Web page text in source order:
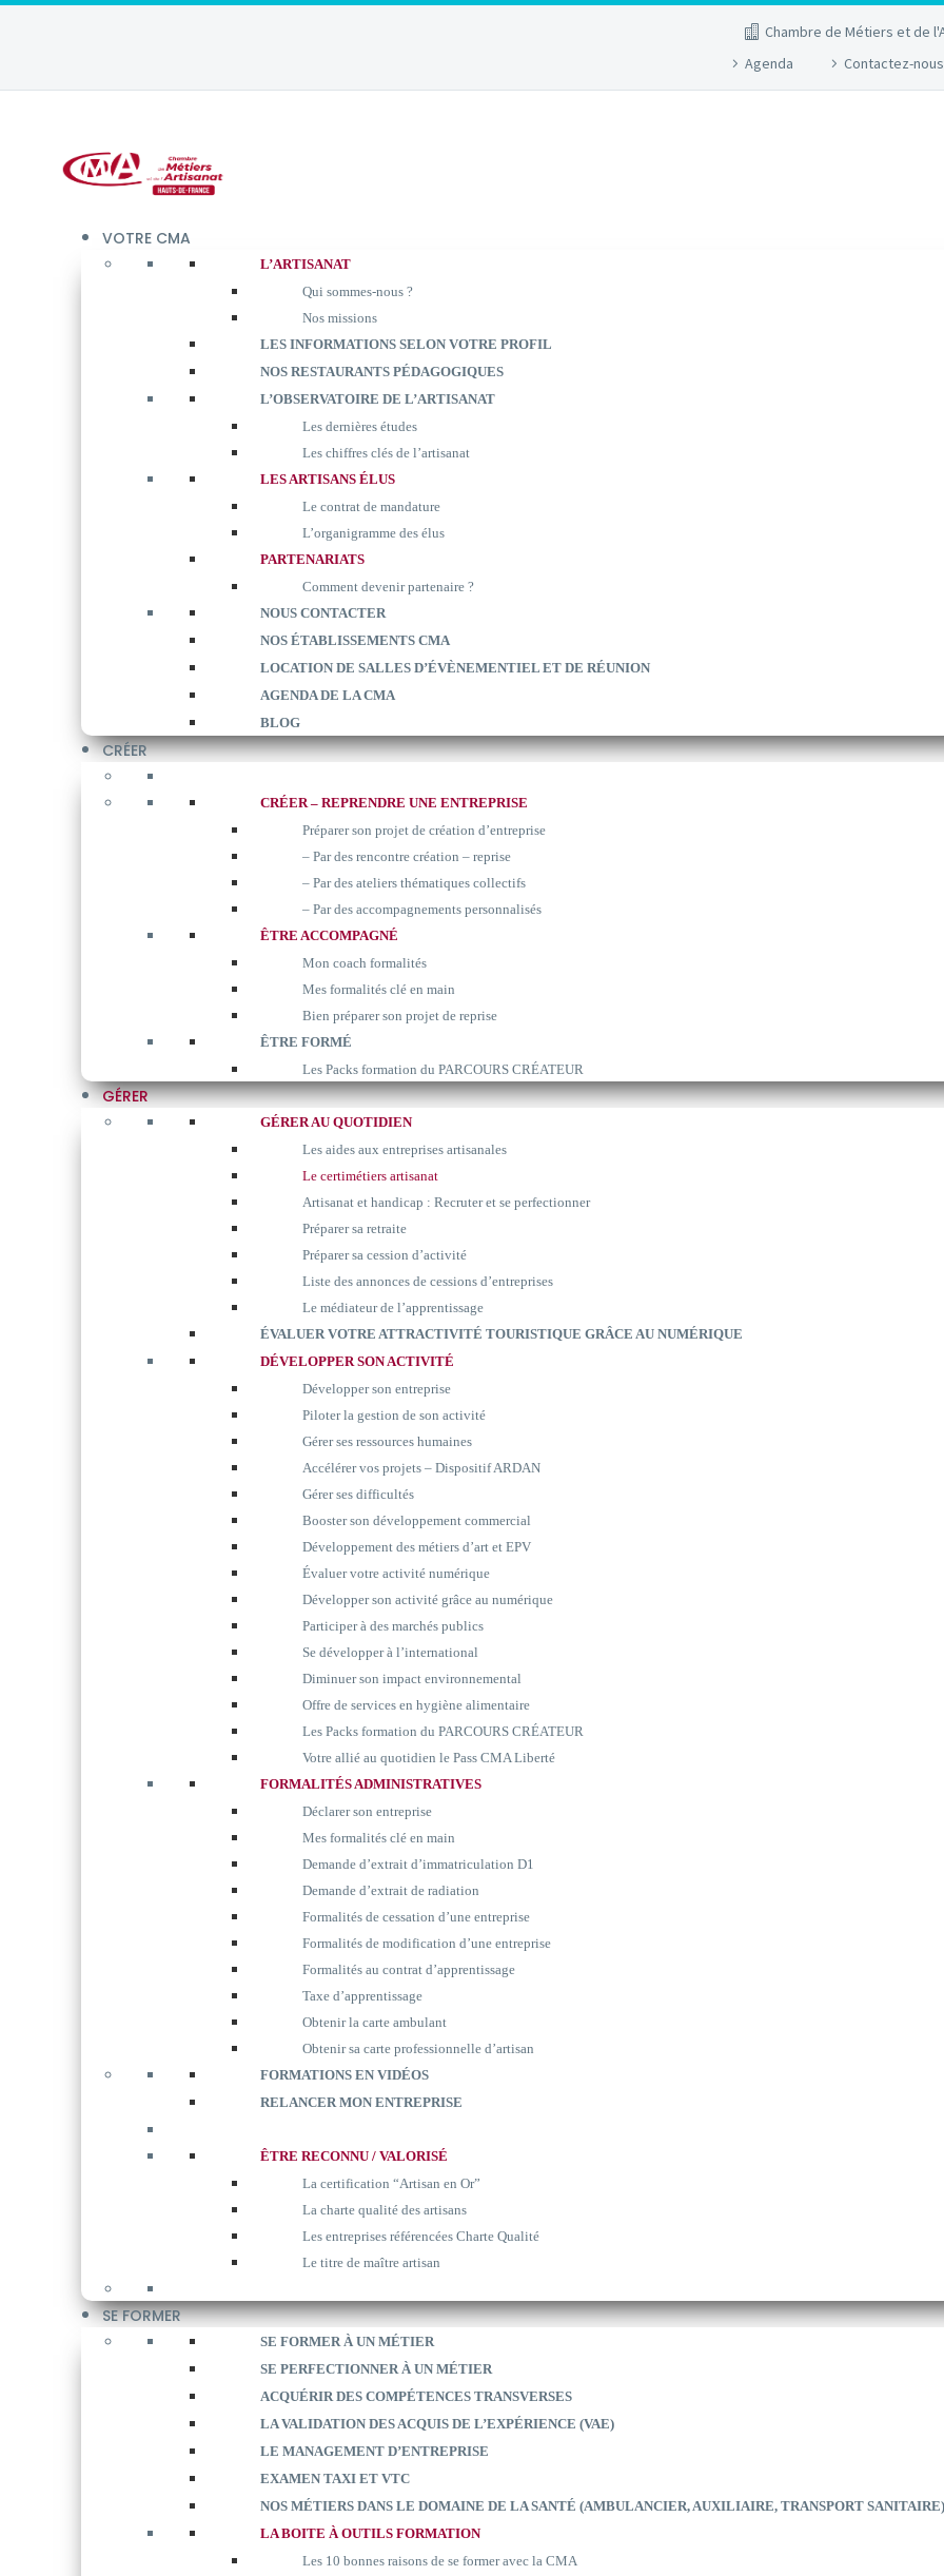
Chambre de Métiers et de
Agenda
Contactez-nous
VOTRE CMA
L’ARTISANAT
Qui sommes-nous ?
Nos missions
LES INFORMATIONS SELON VOTRE PROFIL
NOS RESTAURANTS PÉDAGOGIQUES
L’OBSERVATOIRE DE L’ARTISANAT
Les dernières études
Les chiffres clés de l’artisanat
LES ARTISANS ÉLUS
Le contrat de mandature
L’organigramme des élus
PARTENARIATS
Comment devenir partenaire ?
NOUS CONTACTER
NOS ÉTABLISSEMENTS CMA
LOCATION DE SALLES D’ÉVÈNEMENTIEL ET DE RÉUNION
AGENDA DE LA CMA
BLOG
CRÉER
CRÉER – REPRENDRE UNE ENTREPRISE
Préparer son projet de création d’entreprise
– Par des rencontre création – reprise
– Par des ateliers thématiques collectifs
– Par des accompagnements personnalisés
ÊTRE ACCOMPAGNÉ
Mon coach formalités
Mes formalités clé en main
Bien préparer son projet de reprise
ÊTRE FORMÉ
Les Packs formation du PARCOURS CRÉATEUR
GÉRER
GÉRER AU QUOTIDIEN
Les aides aux entreprises artisanales
Le certimétiers artisanat
Artisanat et handicap : Recruter et se perfectionner
Préparer sa retraite
Préparer sa cession d’activité
Liste des annonces de cessions d’entreprises
Le médiateur de l’apprentissage
ÉVALUER VOTRE ATTRACTIVITÉ TOURISTIQUE GRÂCE AU NUMÉRIQUE
DÉVELOPPER SON ACTIVITÉ
Développer son entreprise
Piloter la gestion de son activité
Gérer ses ressources humaines
Accélérer vos projets – Dispositif ARDAN
Gérer ses difficultés
Booster son développement commercial
Développement des métiers d’art et EPV
Évaluer votre activité numérique
Développer son activité grâce au numérique
Participer à des marchés publics
Se développer à l’international
Diminuer son impact environnemental
Offre de services en hygiène alimentaire
Les Packs formation du PARCOURS CRÉATEUR
Votre allié au quotidien le Pass CMA Liberté
FORMALITÉS ADMINISTRATIVES
Déclarer son entreprise
Mes formalités clé en main
Demande d’extrait d’immatriculation D1
Demande d’extrait de radiation
Formalités de cessation d’une entreprise
Formalités de modification d’une entreprise
Formalités au contrat d’apprentissage
Taxe d’apprentissage
Obtenir la carte ambulant
Obtenir sa carte professionnelle d’artisan
FORMATIONS EN VIDÉOS
RELANCER MON ENTREPRISE
ÊTRE RECONNU / VALORISÉ
La certification “Artisan en Or”
La charte qualité des artisans
Les entreprises référencées Charte Qualité
Le titre de maître artisan
SE FORMER
SE FORMER À UN MÉTIER
SE PERFECTIONNER À UN MÉTIER
ACQUÉRIR DES COMPÉTENCES TRANSVERSES
LA VALIDATION DES ACQUIS DE L’EXPÉRIENCE (VAE)
LE MANAGEMENT D’ENTREPRISE
EXAMEN TAXI ET VTC
NOS MÉTIERS DANS LE DOMAINE DE LA SANTÉ (AMBULANCIER, AUXILIAIRE, TRANSPORT SANITAIRE)
LA BOITE À OUTILS FORMATION
Les 10 bonnes raisons de se former avec la CMA